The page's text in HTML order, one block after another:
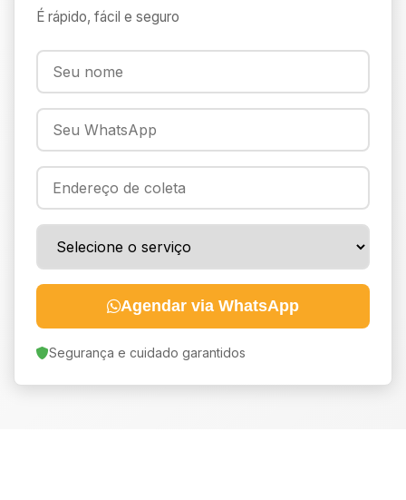
É rápido, fácil e seguro
Agendar via WhatsApp
Segurança e cuidado garantidos